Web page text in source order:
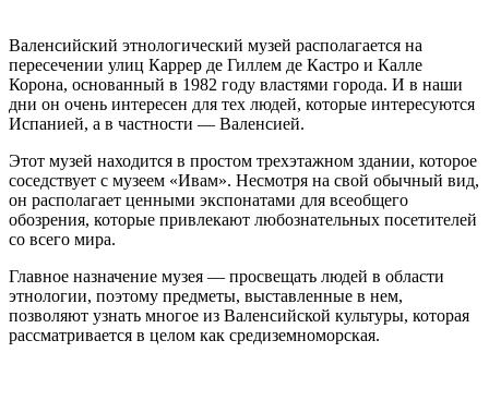
Валенсийский этнологический музей располагается на
пересечении улиц Каррер де Гиллем де Кастро и Калле
Корона, основанный в 1982 году властями города. И в наши
дни он очень интересен для тех людей, которые интересуются
Испанией, а в частности — Валенсией.
Этот музей находится в простом трехэтажном здании, которое
соседствует с музеем «Ивам». Несмотря на свой обычный вид,
он располагает ценными экспонатами для всеобщего
обозрения, которые привлекают любознательных посетителей
со всего мира.
Главное назначение музея — просвещать людей в области
этнологии, поэтому предметы, выставленные в нем,
позволяют узнать многое из Валенсийской культуры, которая
рассматривается в целом как средиземноморская.